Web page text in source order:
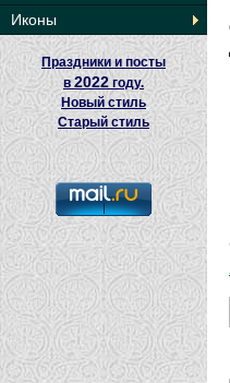
Иконы
Праздники и посты
в2022 году.
Новый стиль
Старый стиль